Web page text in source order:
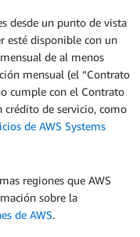
desde un punto de vista
esté disponible con un
de al menos
mensual (el “Contrato
cumple con el Contrato
crédito de servicio, como
de AWS Systems
regiones que AWS
sobre la
de AWS.